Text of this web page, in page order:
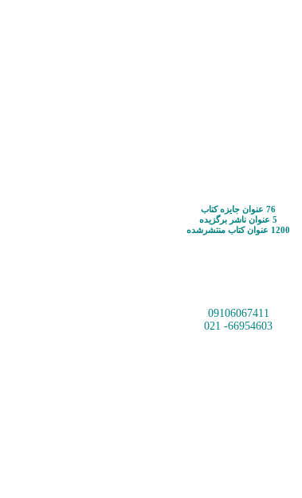
76 عنوان جایزه کتاب
5 عنوان ناشر برگزیده
1200 عنوان کتاب منتشرشده
09106067411
66954603- 021